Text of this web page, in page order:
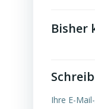
Bisher
Ihre E-